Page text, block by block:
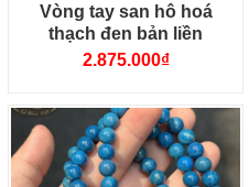
Vòng tay san hô hoá
thạch đen bản liền
2.875.000₫